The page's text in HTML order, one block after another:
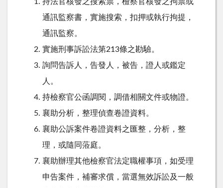
通訊監察書，實施搜索，扣押或執行拘提，
通訊監察。
實施刑事訴訟法第213條之勘驗。
詢問告訴人，告發人，被告，證人或鑑定
人。
持檢察官公函調閱，調借相關文件或物證。
襄助分析，整理偵查卷證資料。
襄助公訴案件卷證資料之匯整，分析，整
理，或隨同蒞庭。
襄助辦理其他檢察官法定職權事項，如受理
申告案件，補審求償，當選無效訴訟及一般